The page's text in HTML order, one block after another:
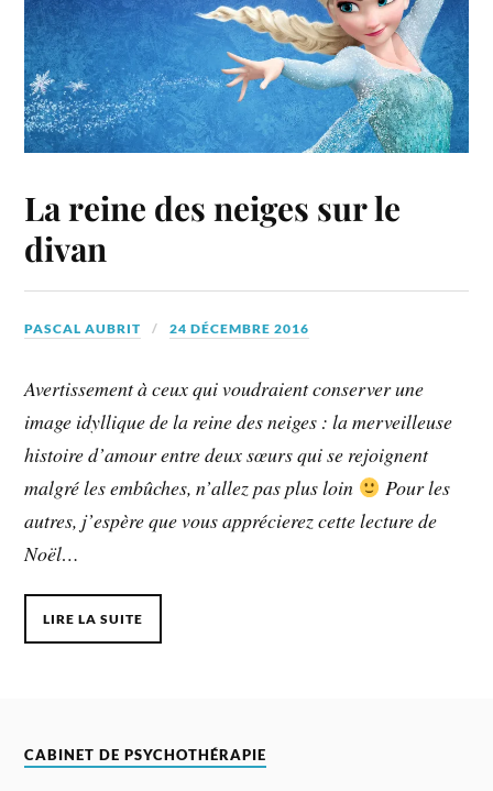
La reine des neiges sur le
divan
PASCAL AUBRIT 24 DÉCEMBRE 2016
Avertissement à ceux qui voudraient conserver une
image idyllique de la reine des neiges : la merveilleuse
histoire d’amour entre deux sœurs qui se rejoignent
malgré les embûches, n’allez pas plus loin
Pour les
autres, j’espère que vous apprécierez cette lecture de
Noël…
LIRE LA SUITE
CABINET DE PSYCHOTHÉRAPIE